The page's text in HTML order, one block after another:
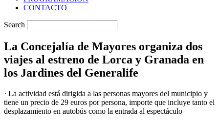
CONTACTO
Search
La Concejalía de Mayores organiza dos
viajes al estreno de Lorca y Granada en
los Jardines del Generalife
· La actividad está dirigida a las personas mayores del municipio y
tiene un precio de 29 euros por persona, importe que incluye tanto el
desplazamiento en autobús como la entrada al espectáculo